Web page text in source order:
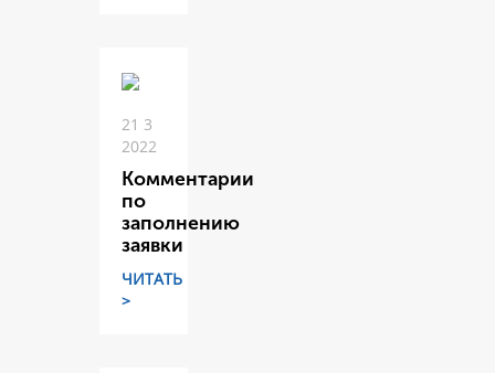
21 3
2022
Комментарии
по
заполнению
заявки
ЧИТАТЬ
>